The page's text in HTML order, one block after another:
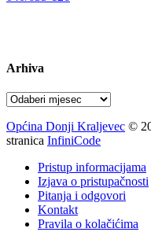
Arhiva
Arhiva
Općina Donji Kraljevec ©
stranica InfiniCode
Pristup informacijama
Izjava o pristupačnosti
Pitanja i odgovori
Kontakt
Pravila o kolačićima